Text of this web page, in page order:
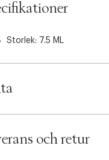
Storlek: 7.5 ML
7340032810028
och retur